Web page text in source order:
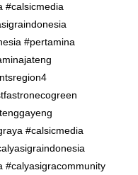
#calsicmedia
#pertamina
#calsicmedia
#calyasigracommunity